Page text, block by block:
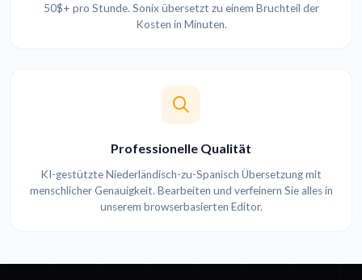
50$+ pro Stunde. Sonix übersetzt zu einem Bruchteil der
Kosten in Minuten.
Professionelle Qualität
KI-gestützte Niederländisch-zu-Spanisch Übersetzung mit
menschlicher Genauigkeit. Bearbeiten und verfeinern Sie alles in
unserem browserbasierten Editor.